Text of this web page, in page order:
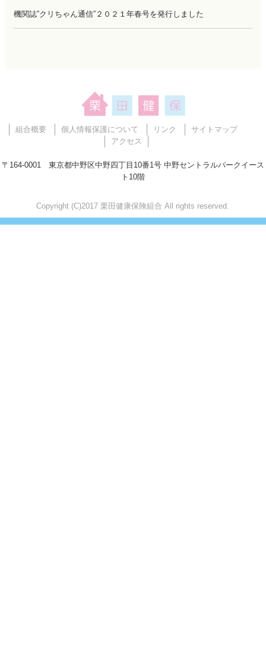
機関誌”クリちゃん通信”２０２１年春号を発行しました
組合概要 個人情報保護について リンク
サイトマップ
アクセス
〒164-0001 東京都中野区中野四丁目10番1号 中野セントラルパークイース
ト10階
Copyright (C)2017 栗田健康保険組合 All rights reserved.